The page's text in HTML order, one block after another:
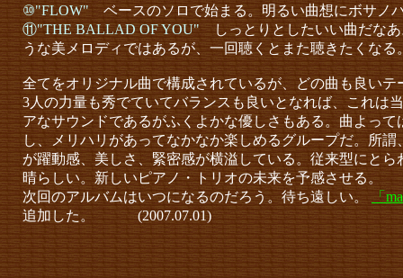
⑩"FLOW"ベースのソロで始まる。明るい曲想にボサノ
⑪"THE BALLAD OF YOU"しっとりとしたいい曲だなあ
うな美メロディではあるが、一回聴くとまた聴きたくなる
全てをオリジナル曲で構成されているが、どの曲も良い
3人の力量も秀でていてバランスも良いとなれば、これは
アなサウンドであるがふくよかな優しさもある。曲よっ
し、メリハリがあってなかなか楽しめるグループだ。所謂
が躍動感、美しさ、緊密感が横溢している。従来型にと
晴らしい。新しいピアノ・トリオの未来を予感させる。
次回のアルバムはいつになるのだろう。待ち遠しい。 「
追加した。(2007.07.01)